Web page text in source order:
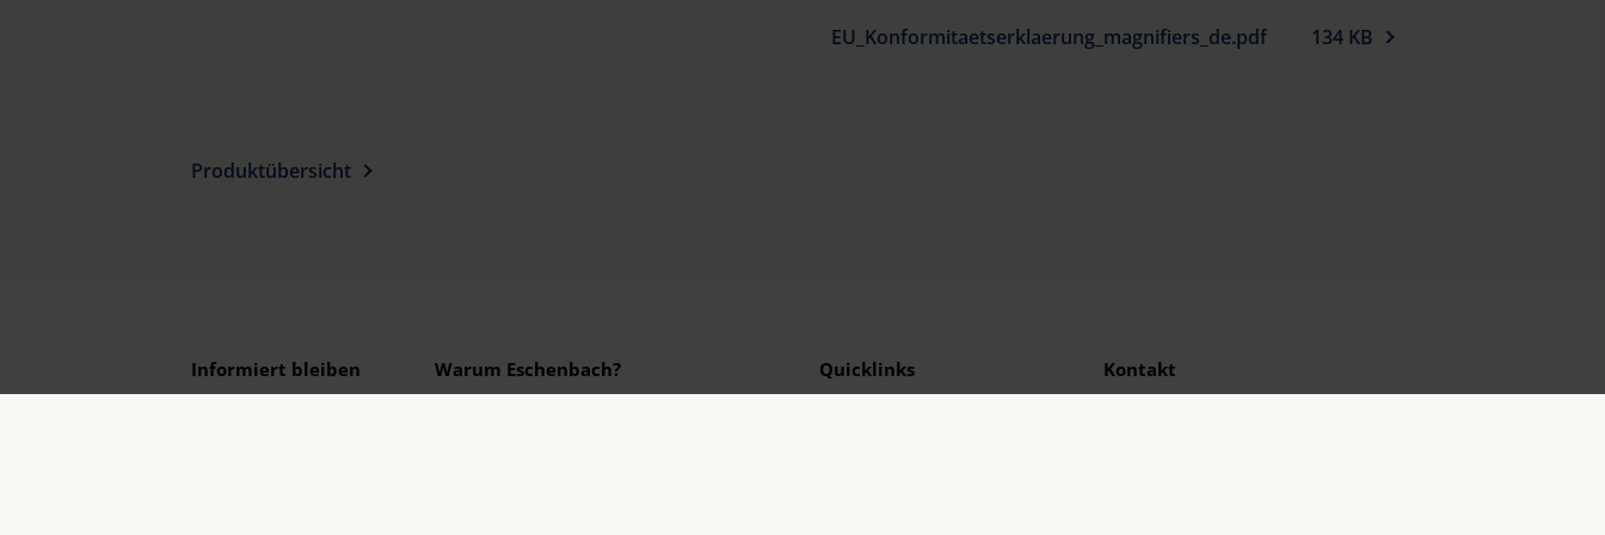
EU_Konformitaetserklaerung_magnifiers_de.pdf
134 KB
Produktübersicht
Informiert bleiben Warum Eschenbach? Quicklinks Kontakt